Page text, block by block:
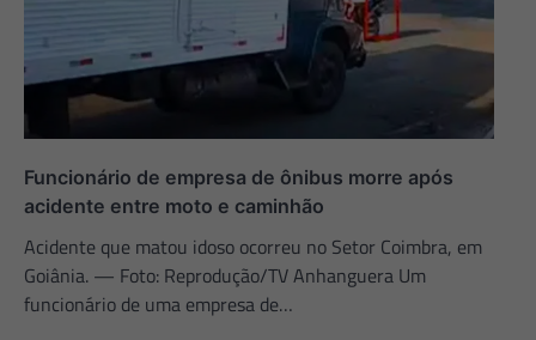
Funcionário de empresa de ônibus morre após
acidente entre moto e caminhão
Acidente que matou idoso ocorreu no Setor Coimbra, em
Goiânia. — Foto: Reprodução/TV Anhanguera Um
funcionário de uma empresa de…